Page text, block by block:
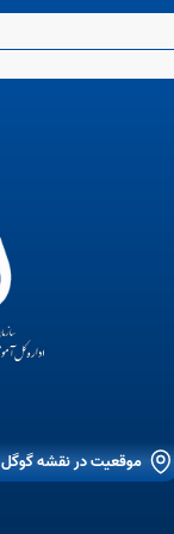
موقعیت در نقشه گوگل